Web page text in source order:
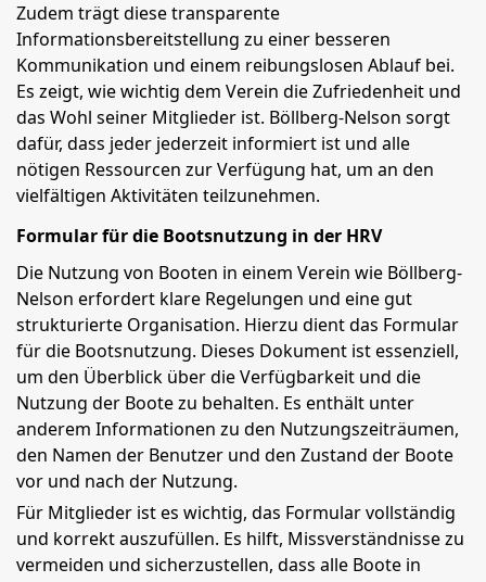
Zudem trägt diese transparente
Informationsbereitstellung zu einer besseren
Kommunikation und einem reibungslosen Ablauf bei.
Es zeigt, wie wichtig dem Verein die Zufriedenheit und
das Wohl seiner Mitglieder ist. Böllberg-Nelson sorgt
dafür, dass jeder jederzeit informiert ist und alle
nötigen Ressourcen zur Verfügung hat, um an den
vielfältigen Aktivitäten teilzunehmen.
Formular für die Bootsnutzung in der HRV
Die Nutzung von Booten in einem Verein wie Böllberg-
Nelson erfordert klare Regelungen und eine gut
strukturierte Organisation. Hierzu dient das Formular
für die Bootsnutzung. Dieses Dokument ist essenziell,
um den Überblick über die Verfügbarkeit und die
Nutzung der Boote zu behalten. Es enthält unter
anderem Informationen zu den Nutzungszeiträumen,
den Namen der Benutzer und den Zustand der Boote
vor und nach der Nutzung.
Für Mitglieder ist es wichtig, das Formular vollständig
und korrekt auszufüllen. Es hilft, Missverständnisse zu
vermeiden und sicherzustellen, dass alle Boote in